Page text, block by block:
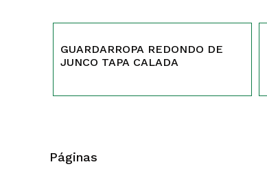
GUARDARROPA REDONDO DE
JUNCO TAPA CALADA
Páginas